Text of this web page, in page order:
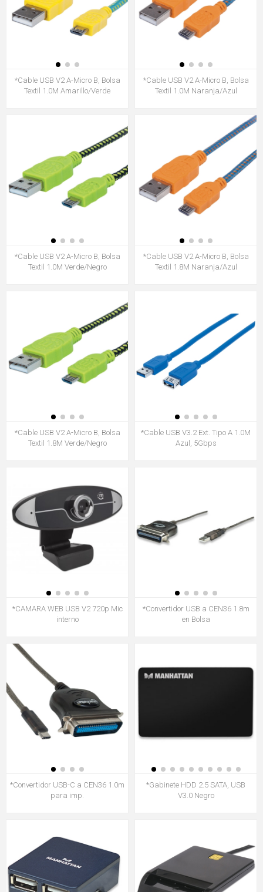
*Cable USB V2 A-Micro B, Bolsa
Textil 1.0M Amarillo/Verde
*Cable USB V2 A-Micro B, Bolsa
Textil 1.0M Naranja/Azul
*Cable USB V2 A-Micro B, Bolsa
Textil 1.0M Verde/Negro
*Cable USB V2 A-Micro B, Bolsa
Textil 1.8M Naranja/Azul
*Cable USB V2 A-Micro B, Bolsa
Textil 1.8M Verde/Negro
*Cable USB V3.2 Ext. Tipo A 1.0M
Azul, 5Gbps
*CAMARA WEB USB V2 720p Mic
interno
*Convertidor USB a CEN36 1.8m
en Bolsa
*Convertidor USB-C a CEN36 1.0m
para imp.
*Gabinete HDD 2.5 SATA, USB
V3.0 Negro